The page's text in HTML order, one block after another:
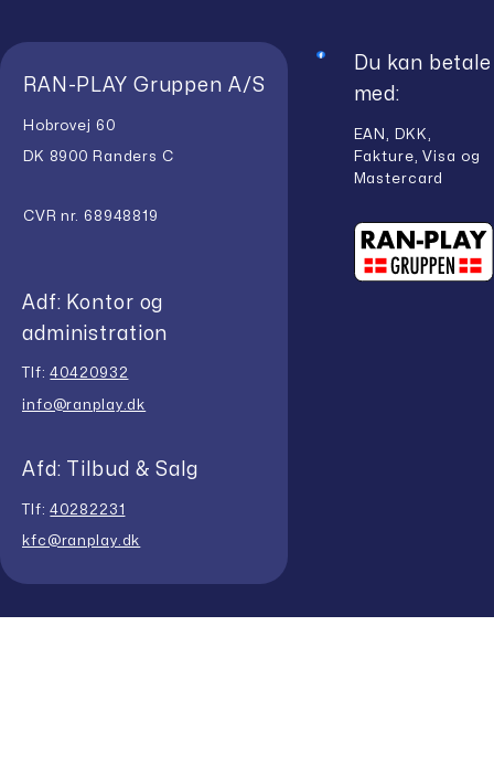
RAN-PLAY Gruppen A/S
Hobrovej 60
DK 8900 Randers C
CVR nr. 68948819
Adf: Kontor og
administration
Tlf:40420932
info@ranplay.dk
Afd: Tilbud & Salg
Tlf:40282231
kfc@ranplay.dk
Du kan betale
med:
EAN, DKK,
Fakture, Visa og
Mastercard